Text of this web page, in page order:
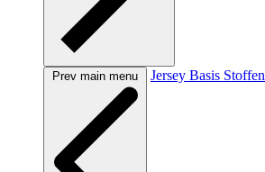
Prev main menu Jersey Basis Stoffen